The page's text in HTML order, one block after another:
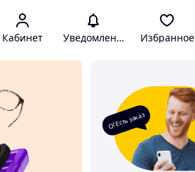
Кабинет Уведомления Избранное
О! Есть заказ